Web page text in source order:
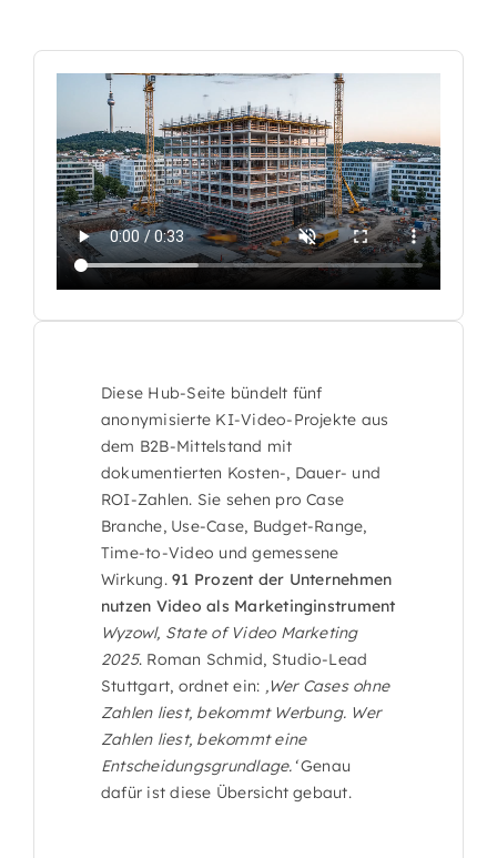
Diese Hub-Seite bündelt fünf
anonymisierte KI-Video-Projekte aus
dem B2B-Mittelstand mit
dokumentierten Kosten-, Dauer- und
ROI-Zahlen. Sie sehen pro Case
Branche, Use-Case, Budget-Range,
Time-to-Video und gemessene
Wirkung.91 Prozent der Unternehmen
nutzen Video als Marketinginstrument
Wyzowl, State of Video Marketing
2025. Roman Schmid, Studio-Lead
Stuttgart, ordnet ein: ‚Wer Cases ohne
Zahlen liest, bekommt Werbung. Wer
Zahlen liest, bekommt eine
Entscheidungsgrundlage.‘ Genau
dafür ist diese Übersicht gebaut.